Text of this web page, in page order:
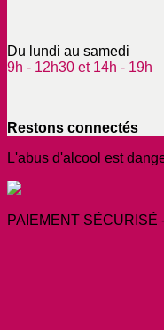
Du lundi au samedi
9h - 12h30 et 14h - 19h
Restons connectés
L'abus d'alcool est
PAIEMENT SÉCURISÉ